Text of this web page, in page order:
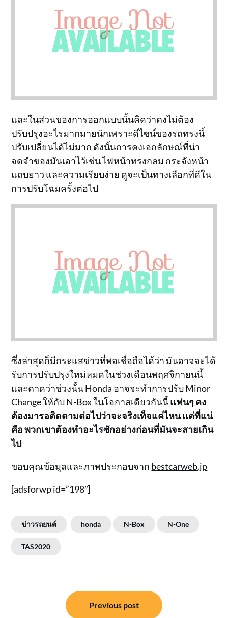
และในส่วนของการออกแบบนั้นคิดว่าคงไม่ต้อง
ปรับปรุงอะไรมากมายนักเพราะดีไซน์ของรถทรงนี้
ปรับเปลี่ยนได้ไม่มาก ดังนั้นการคงเอกลักษณ์ที่น่า
จดจำของมันเอาไว้เช่น ไฟหน้าทรงกลม กระจังหน้า
แถบยาว และความเรียบง่าย ดูจะเป็นทางเลือกที่ดีใน
การปรับโฉมครั้งต่อไป
ซึ่งล่าสุดก็มีกระแสข่าวที่พอเชื่อถือได้ว่า มันอาจจะได้
รับการปรับปรุงใหม่หมดในช่วงเดือนพฤศจิกายนนี้
และคาดว่าช่วงนั้น Honda อาจจะทำการปรับ Minor
Change ให้กับ N-Box ในโอกาสเดียวกันนี้แฟนๆ คง
ต้องมารอติดตามต่อไปว่าจะจริงเท็จแค่ไหน แต่ที่แน่
คือ พวกเขาต้องทำอะไรซักอย่างก่อนที่มันจะสายเกิน
ไป
ขอบคุณข้อมูลและภาพประกอบจาก bestcarweb.jp
[adsforwp id=”198″]
ข่าวรถยนต์ honda N-Box N-One
TAS2020
Previous post